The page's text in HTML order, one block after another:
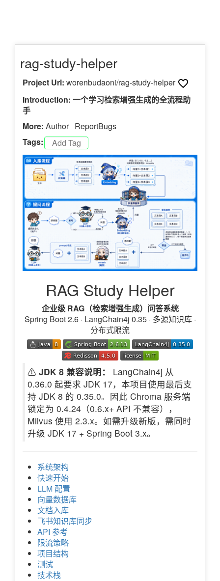
rag-study-helper
Project Url: worenbudaoni/rag-study-helper
Introduction: 一个学习检索增强生成的全流程助
手
More: Author ReportBugs
Tags:
RAG Study Helper
企业级 RAG（检索增强生成）问答系统
Spring Boot 2.6 · LangChain4j 0.35 · 多源知识库 ·
分布式限流
⚠ JDK 8 兼容说明：
LangChain4j 从
0.36.0 起要求 JDK 17，本项目使用最后支
持 JDK 8 的 0.35.0。因此 Chroma 服务端
锁定为 0.4.24（0.6.x+ API 不兼容），
Milvus 使用 2.3.x。如需升级新版，需同时
升级 JDK 17 + Spring Boot 3.x。
系统架构
快速开始
LLM 配置
向量数据库
文档入库
飞书知识库同步
API 参考
限流策略
项目结构
测试
技术栈